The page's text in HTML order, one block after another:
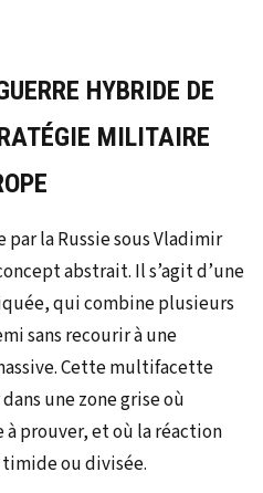
HYBRIDE DE
MILITAIRE
la Russie sous Vladimir
abstrait. Il s’agit d’une
qui combine plusieurs
sans recourir à une
Cette multifacette
une zone grise où
prouver, et où la réaction
ou divisée.